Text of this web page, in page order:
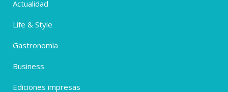
Actualidad
Life & Style
Gastronomía
Business
Ediciones impresas